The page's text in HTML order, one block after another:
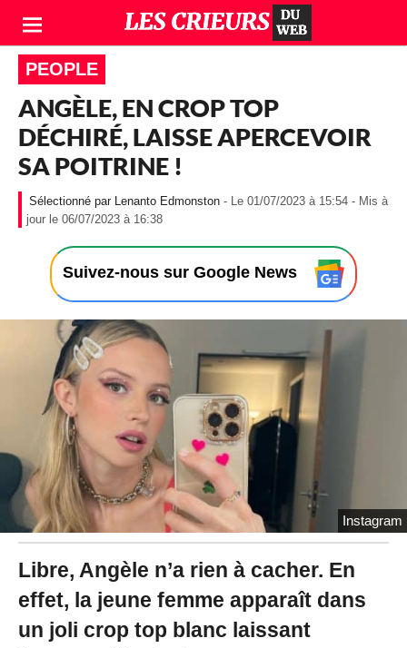
PEOPLE
ANGÈLE, EN CROP TOP
DÉCHIRÉ, LAISSE APERCEVOIR
SA POITRINE !
Lenanto Edmonston - Le 01/07/2023 à 15:54 - Mis à
jour le 06/07/2023 à 16:38
0
/
0
7
/
0
2
3
1
:
5
4
-
M
i
s
j
Suivez-nous sur Google News
Instagram
Libre, Angèle n’a rien à cacher. En
effet, la jeune femme apparaît dans
un joli crop top blanc laissant